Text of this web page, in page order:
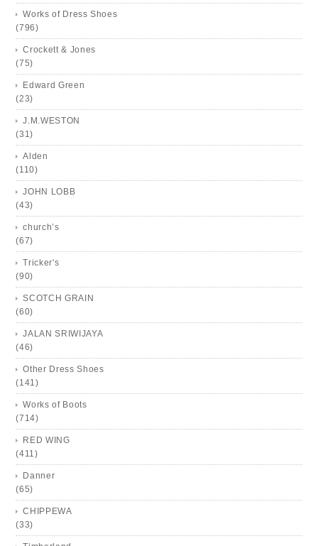
Works of Dress Shoes
(796)
Crockett & Jones
(75)
Edward Green
(23)
J.M.WESTON
(31)
Alden
(110)
JOHN LOBB
(43)
church’s
(67)
Tricker's
(90)
SCOTCH GRAIN
(60)
JALAN SRIWIJAYA
(46)
Other Dress Shoes
(141)
Works of Boots
(714)
RED WING
(411)
Danner
(65)
CHIPPEWA
(33)